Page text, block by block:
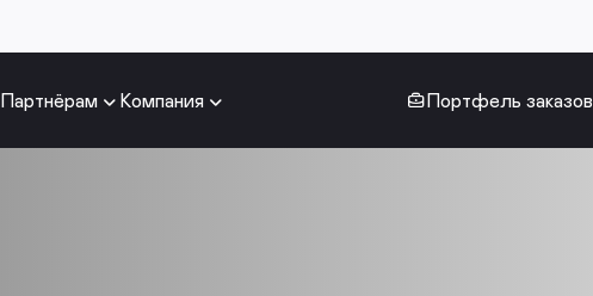
Партнёрам Компания Портфель заказов